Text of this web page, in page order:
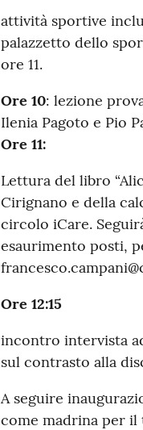
attività sportive
palazzetto dello
ore 11.
Ore 10: lezione
Ilenia Pagoto e Pio
Ore 11:
Lettura del libro
Cirignano e della
circolo iCare.
esaurimento posti,
Ore 12:15
incontro intervista
sul contrasto alla
A seguire
come madrina per il